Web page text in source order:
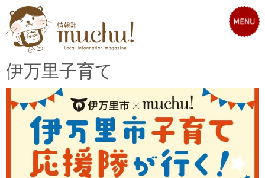
伊万里子育て